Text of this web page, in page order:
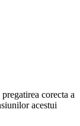
corecta a
acestui